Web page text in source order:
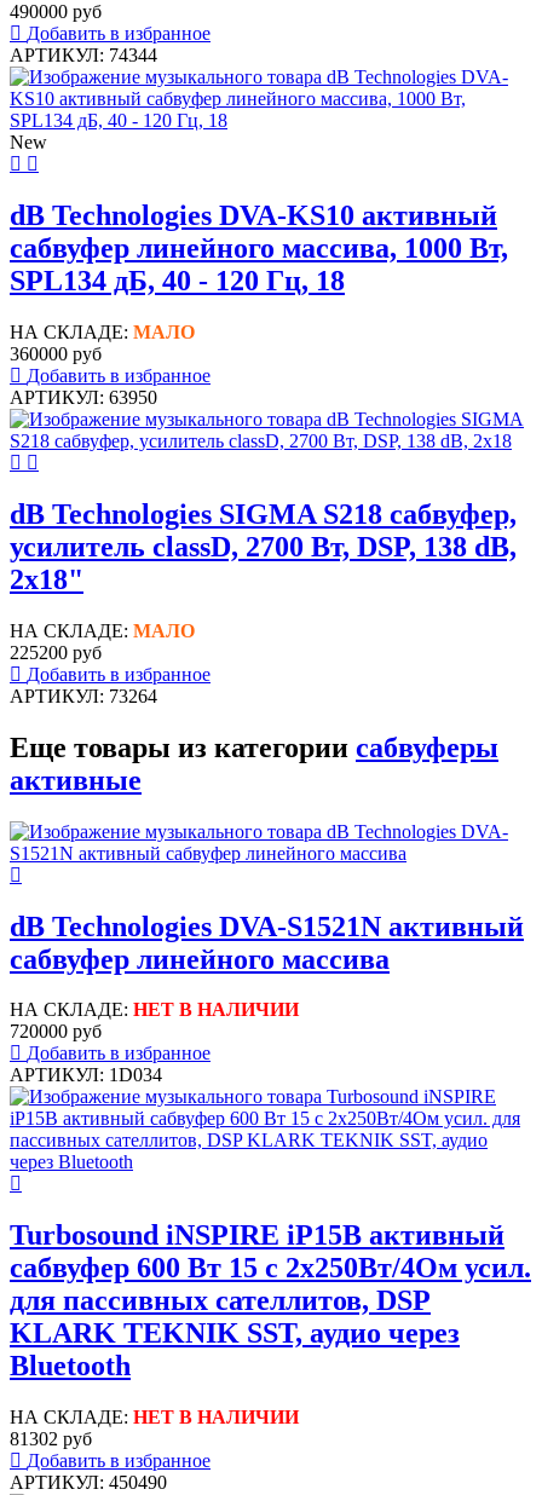
490000 руб
Добавить в избранное
АРТИКУЛ: 74344
New
dB Technologies DVA-KS10 активный
сабвуфер линейного массива, 1000 Вт,
SPL134 дБ, 40 - 120 Гц, 18
НА СКЛАДЕ: МАЛО
360000 руб
Добавить в избранное
АРТИКУЛ: 63950
dB Technologies SIGMA S218 сабвуфер,
усилитель classD, 2700 Вт, DSP, 138 dB,
2x18"
НА СКЛАДЕ: МАЛО
225200 руб
Добавить в избранное
АРТИКУЛ: 73264
Еще товары из категории сабвуферы
активные
dB Technologies DVA-S1521N активный
сабвуфер линейного массива
НА СКЛАДЕ: НЕТ В НАЛИЧИИ
720000 руб
Добавить в избранное
АРТИКУЛ: 1D034
Turbosound iNSPIRE iP15B активный
сабвуфер 600 Вт 15 с 2х250Вт/4Ом усил.
для пассивных сателлитов, DSP
KLARK TEKNIK SST, аудио через
Bluetooth
НА СКЛАДЕ: НЕТ В НАЛИЧИИ
81302 руб
Добавить в избранное
АРТИКУЛ: 450490